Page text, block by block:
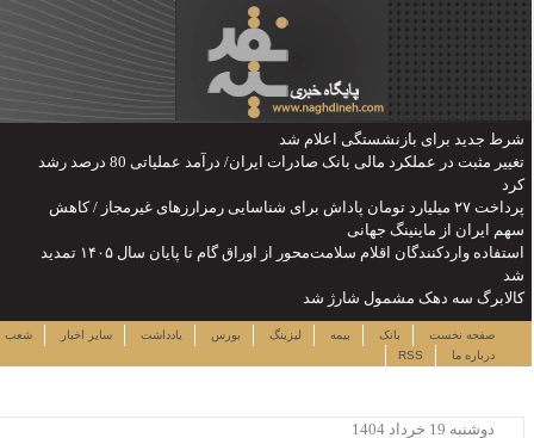
تغییر مثبت در عملکرد مالی بانک صادرات ایران/ درآمد عملیاتی 80 درصد رشد
غیرمجاز / کاهش
استفاده واردکنندگان اقلام سلامت‌محور از اوراق گام تا پایان سال ۱۴۰۵ تمدید
پنجشنبه ۱۵ مرداد ۱۴۰۵
سایر اخبار شعب نرخ سهام لینک ها